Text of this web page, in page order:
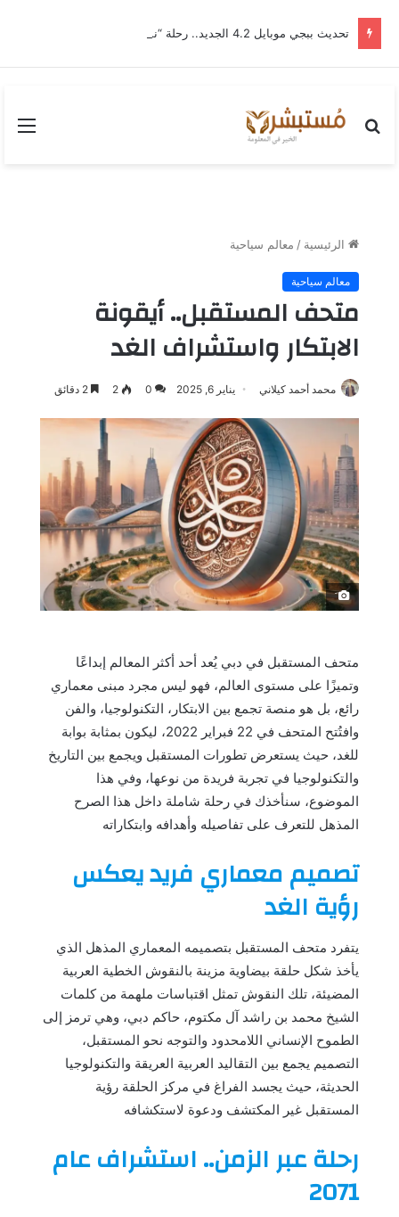
بحث
الرئيسية / معالم سياحية
معالم سياحية
متحف المستقبل.. أيقونة
الابتكار واستشراف الغد
محمد أحمد كيلاني يناير 6, 2025 0
2
َ
متحف المستقبل في دبي يُعد أحد أكثر المعالم إبداعًا
وتميزًا على مستوى العالم، فهو ليس مجرد مبنى معماري
رائع، بل هو منصة تجمع بين الابتكار، التكنولوجيا، والفن
وافتُتح المتحف في 22 فبراير 2022، ليكون بمثابة بوابة
للغد، حيث يستعرض تطورات المستقبل ويجمع بين التاريخ
والتكنولوجيا في تجربة فريدة من نوعها، وفي هذا
الموضوع، سنأخذك في رحلة شاملة داخل هذا الصرح
المذهل للتعرف على تفاصيله وأهدافه وابتكاراته
تصميم معماري فريد يعكس
رؤية الغد
يتفرد متحف المستقبل بتصميمه المعماري المذهل الذي
يأخذ شكل حلقة بيضاوية مزينة بالنقوش الخطية العربية
المضيئة، تلك النقوش تمثل اقتباسات ملهمة من كلمات
الشيخ محمد بن راشد آل مكتوم، حاكم دبي، وهي ترمز إلى
الطموح الإنساني اللامحدود والتوجه نحو المستقبل،
التصميم يجمع بين التقاليد العربية العريقة والتكنولوجيا
الحديثة، حيث يجسد الفراغ في مركز الحلقة رؤية
المستقبل غير المكتشف ودعوة لاستكشافه
رحلة عبر الزمن.. استشراف عام
2071